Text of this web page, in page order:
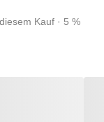
Kauf · 5 %